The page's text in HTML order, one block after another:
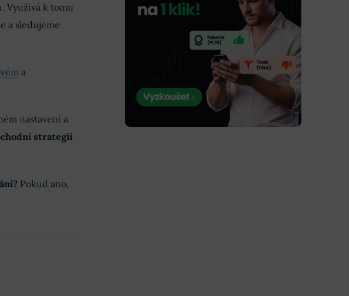
Využívá k tomu
a sledujeme
a
nastavení a
strategii
Pokud ano,